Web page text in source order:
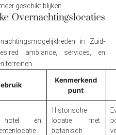
geschikt blijken.
Overnachtingslocaties
in Zuid-
ambiance, services, en
terreinen.
Kenmerkend
punt
hotel en
Historische
locatie met
botanisch